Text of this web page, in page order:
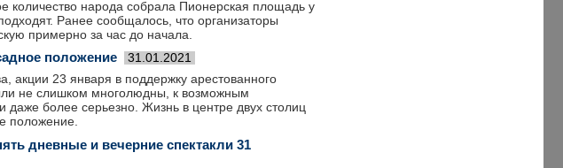
количество народа собрала Пионерская площадь у
Ранее сообщалось, что организаторы
примерно за час до начала.
положение 31.01.2021
акции 23 января в поддержку арестованного
не слишком многолюдны, к возможным
более серьезно. Жизнь в центре двух столиц
положение.
дневные и вечерние спектакли 31